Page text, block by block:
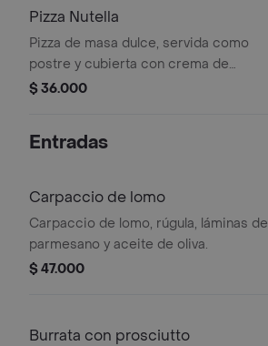
Pizza Nutella
Pizza de masa dulce, servida como
postre y cubierta con crema de
avellanas (Nutella) y fresas.
$ 36.000
Entradas
Carpaccio de lomo
Carpaccio de lomo, rúgula, láminas de
parmesano y aceite de oliva.
$ 47.000
Burrata con prosciutto